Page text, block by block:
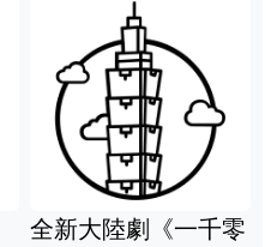
全新大陸劇《一千零